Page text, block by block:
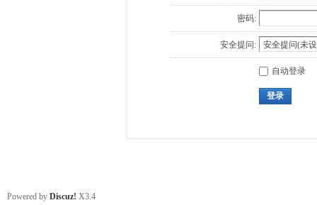
密码:
安全提问:
自动登录
登录
Powered by Discuz! X3.4